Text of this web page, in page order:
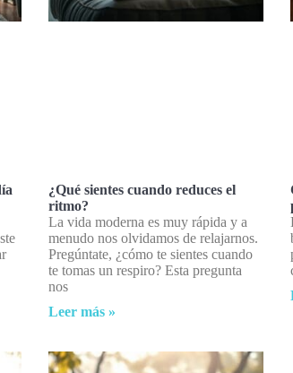
¿Qué sientes cuando reduces el
ritmo?
La vida moderna es muy rápida y a
menudo nos olvidamos de relajarnos.
Pregúntate, ¿cómo te sientes cuando
te tomas un respiro? Esta pregunta
nos
Leer más »